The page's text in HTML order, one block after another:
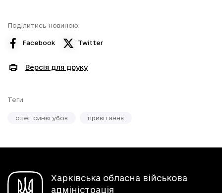
Поділитись новиною:
Facebook Twitter
Версія для друку
Теги
олег синєгубов привітання
Харківська обласна військова
адміністрація